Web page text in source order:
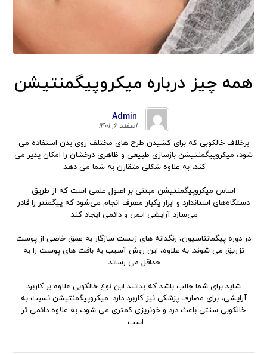
همه چیز درباره میکروپیگمنتیشن
Admin
اسفند ۶, ۱۴۰۱
برخلاف خالکوبی که برای کشیدن طرح های مختلف روی بدن استفاده می
شود، میکروپیگمنتیشن بازسازی طبیعی و ظاهری درخشان را امکان پذیر می
کند، به علاوه شکلی متقارن به شما می دهد.
اساس میکروپیگمنتیشن مبتنی بر اصول علمی است که از طریق
دستگاه‌های استاندارد و ابزار یکبار مصرف انجام می‌شود که پیگمنتر را قادر
می‌سازد آرایشی ایمن و دائمی ایجاد کند.
در دوره پیگمانتاسیون، رنگدانه های زیست سازگار به عمق خاصی از پوست
تزریق می شوند. به علاوه، این روش آسیب به بافت های پوست را به
حداقل می رساند.
شاید برای شما جالب باشد که بدانید این نوع خالکوبی علاوه بر کاربرد
آرایشی، برای مصارف پزشکی نیز کاربرد دارد. میکروپیگمنتیشن نسبت به
خالکوبی سنتی باعث درد و خونریزی کمتری می شود، به علاوه دائمی تر
است.